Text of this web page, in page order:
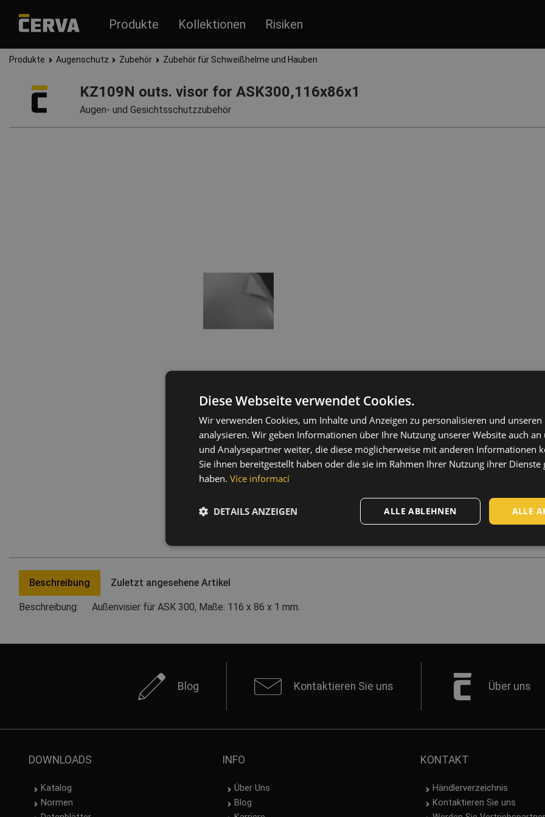
Produkte Kollektionen Risiken
Produkte Augenschutz Zubehör Zubehör für Schweißhelme und Hauben
KZ109N outs. visor for ASK300,116x86x1
Augen- und Gesichtsschutzzubehör
Beschreibung Zuletzt angesehene Artikel
Beschreibung: Außenvisier für ASK 300, Maße: 116 x 86 x 1 mm.
Blog Kontaktieren Sie uns Über uns
DOWNLOADS
Katalog
Normen
INFO
Über Uns
Blog
KONTAKT
Händlerverzeichnis
Kontaktieren Sie uns
Diese Webseite verwendet Cookies.
Wir verwenden Cookies, um Inhalte und Anzeigen zu personalisieren und
analysieren. Wir geben Informationen über Ihre Nutzung unserer Website auch an
und Analysepartner weiter, die diese möglicherweise mit anderen Informationen
Sie ihnen bereitgestellt haben oder die sie im Rahmen Ihrer Nutzung ihrer Dienste
haben. Více informací
ALLE
ALLE ABLEHNEN
DETAILS ANZEIGEN